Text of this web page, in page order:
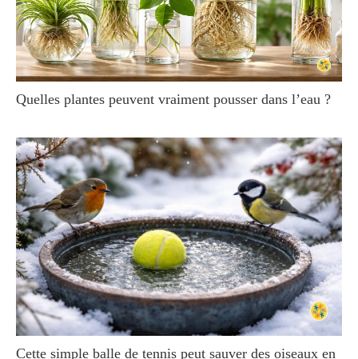
Quelles plantes peuvent vraiment pousser dans l’eau ?
Cette simple balle de tennis peut sauver des oiseaux en